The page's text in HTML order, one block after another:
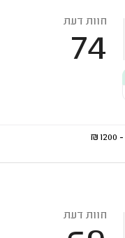
חוות דעת
74
₪
חוות דעת